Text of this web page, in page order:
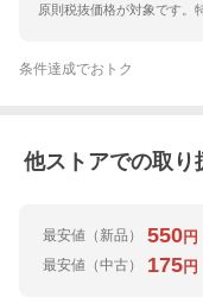
原則税抜価格が対象です。
条件達成でおトク
他ストアでの取り
最安値 （新品） 550円
最安値 （中古） 175円